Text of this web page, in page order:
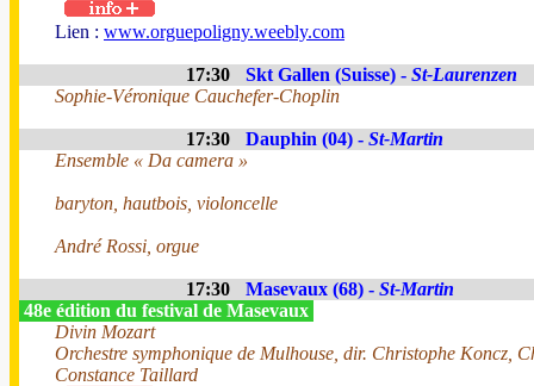
Lien : www.orguepoligny.weebly.com
17:30 Skt Gallen (Suisse) - St-Laurenzen
Sophie-Véronique Cauchefer-Choplin
17:30 Dauphin (04) - St-Martin
Ensemble « Da camera »
baryton, hautbois, violoncelle
André Rossi, orgue
17:30 Masevaux (68) - St-Martin
48e édition du festival de Masevaux
Divin Mozart
Orchestre symphonique de Mulhouse, dir. Christophe Koncz,
Constance Taillard